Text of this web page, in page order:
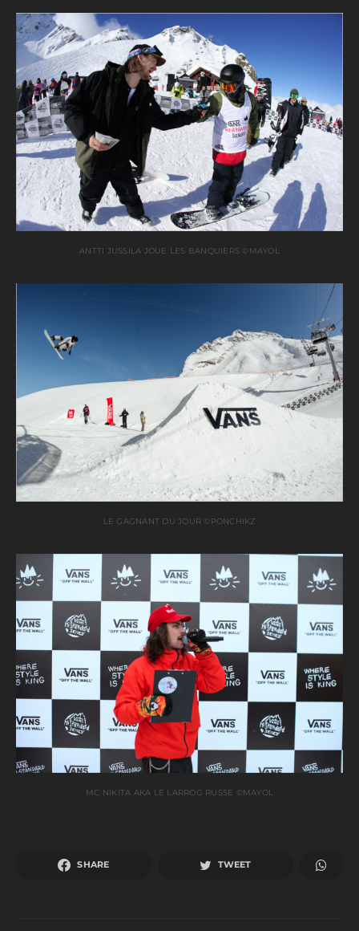
ANTTI JUSSILA JOUE LES BANQUIERS ©MAYOL
LE GAGNANT DU JOUR ©PONCHIKZ
MC NIKITA AKA LE LARROG RUSSE ©MAYOL
SHARE TWEET